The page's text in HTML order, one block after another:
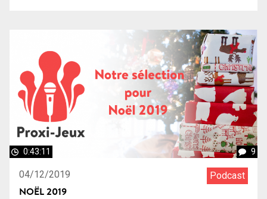
0:43:11 9
04/12/2019 Podcast
NOËL 2019